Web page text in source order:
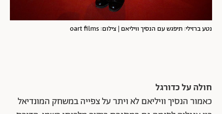
נטע ברזילי: תיפגש עם הנסיך וויליאם | צילום: oart films
חולה על כדורגל
כאמור הנסיך וויליאם לא ויתר על צפייה במשחק המונדיאל